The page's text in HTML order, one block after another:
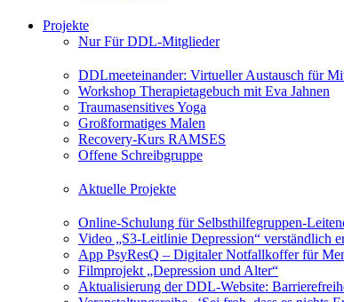
Projekte
Nur Für DDL-Mitglieder
DDLmeeteinander: Virtueller Austausch für
Workshop Therapietagebuch mit Eva Jahnen
Traumasensitives Yoga
Großformatiges Malen
Recovery-Kurs RAMSES
Offene Schreibgruppe
Aktuelle Projekte
Online-Schulung für Selbsthilfegruppen-
Video „S3-Leitlinie Depression“ verständlich
App PsyResQ – Digitaler Notfallkoffer für
Filmprojekt „Depression und Alter“
Aktualisierung der DDL-Website: